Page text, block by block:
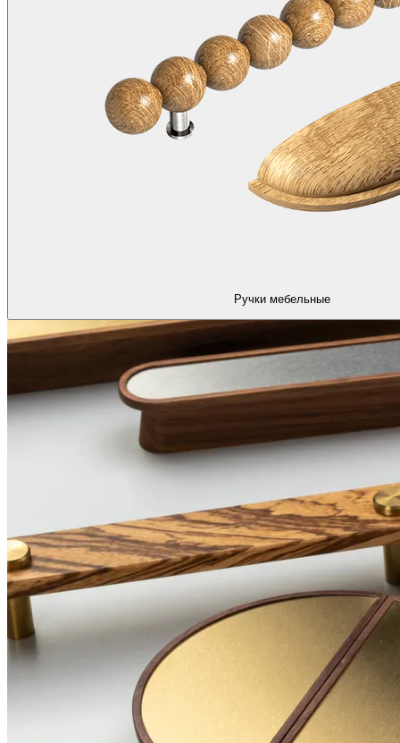
Ручки мебельные